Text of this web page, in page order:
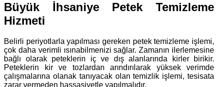
Büyük İhsaniye Petek Temizleme
Hizmeti
Belirli periyotlarla yapılması gereken petek temizleme işlemi,
çok daha verimli ısınabilmenizi sağlar. Zamanın ilerlemesine
bağlı olarak peteklerin iç ve dış alanlarında kirler birikir.
Peteklerin kir ve tozlardan arındırılarak yüksek verimde
çalışmalarına olanak tanıyacak olan temizlik işlemi, tesisata
zarar vermeden hassasiyetle yapılmalıdır.